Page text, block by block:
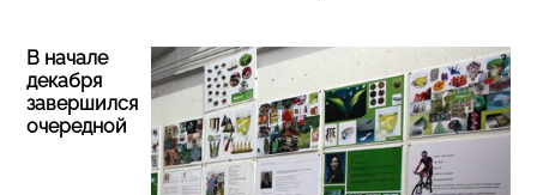
В начале
декабря
завершился
очередной